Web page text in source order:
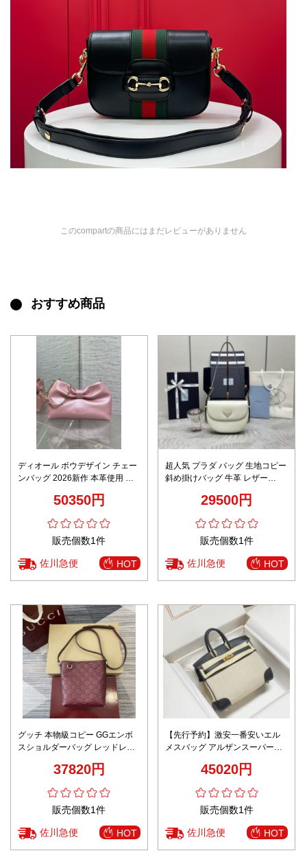
このcompartの商品にはまだレビューがありません
おすすめ商品
ディオール ボウデザイン チェー
ンバッグ 2026新作 本革使用 高
製 上質感 安心取引 発送保証 ス
50350円
販売個数1件
佐川急便 HOT
超人気 プラダ バッグ 生地コピー
斜め掛けバッグ 牛革 レザー
29500円
販売個数1件
佐川急便 HOT
グッチ 本物級コピー GGエンボ
スショルダーバッグ レッドレザ
37820円
販売個数1件
佐川急便 HOT
【先行予約】激安一番安いエル
メスバッグ アルザンスーパーコ
45020円
販売個数1件
佐川急便 HOT